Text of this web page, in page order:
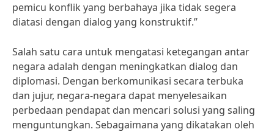
pemicu konflik yang berbahaya jika tidak segera
diatasi dengan dialog yang konstruktif.”
Salah satu cara untuk mengatasi ketegangan antar
negara adalah dengan meningkatkan dialog dan
diplomasi. Dengan berkomunikasi secara terbuka
dan jujur, negara-negara dapat menyelesaikan
perbedaan pendapat dan mencari solusi yang saling
menguntungkan. Sebagaimana yang dikatakan oleh